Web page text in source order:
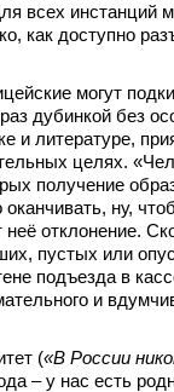
всех инстанций
как доступно
могут
дубинкой без
и литературе,
целях.
получение
ну,
отклонение.
пустых или
подъезда в
и
(«В России
– у нас есть